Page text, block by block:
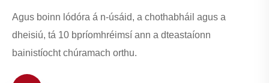
Agus boinn lódóra á n-úsáid, a chothabháil agus a
dheisiú, tá 10 bpríomhréimsí ann a dteastaíonn
bainistíocht chúramach orthu.